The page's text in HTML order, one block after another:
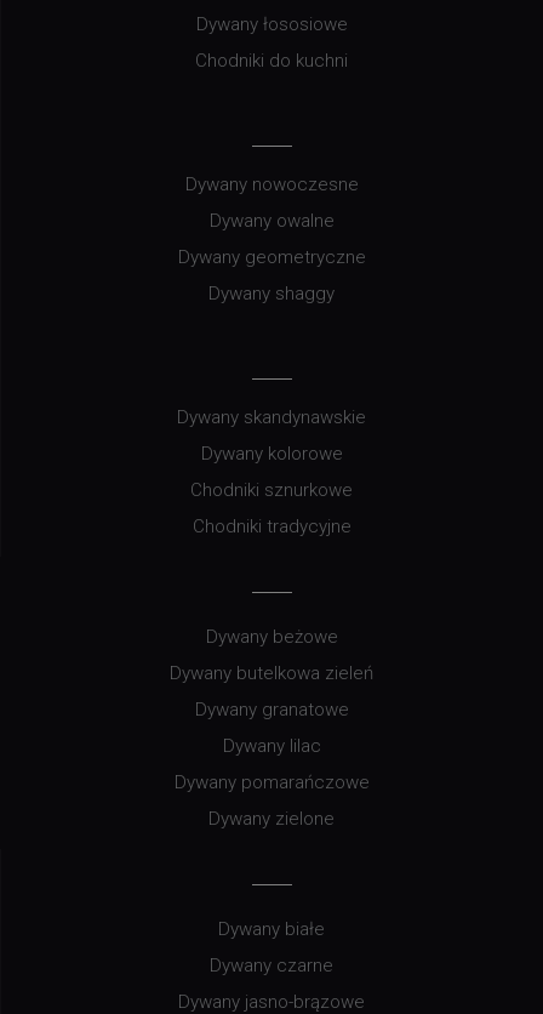
Dywany łososiowe
Chodniki do kuchni
Dywany nowoczesne
Dywany owalne
Dywany geometryczne
Dywany shaggy
Dywany skandynawskie
Dywany kolorowe
Chodniki sznurkowe
Chodniki tradycyjne
Dywany beżowe
Dywany butelkowa zieleń
Dywany granatowe
Dywany lilac
Dywany pomarańczowe
Dywany zielone
Dywany białe
Dywany czarne
Dywany jasno-brązowe